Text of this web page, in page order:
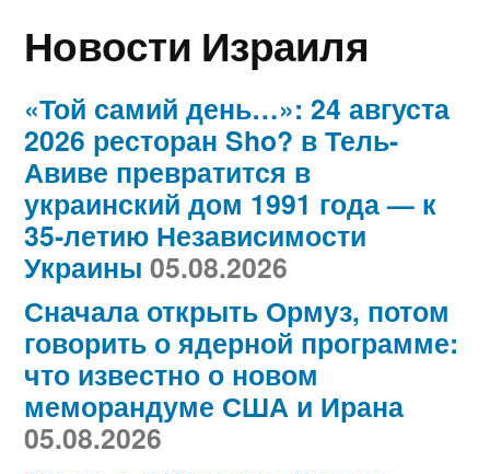
Новости Израиля
«Той самий день…»: 24 августа
2026 ресторан Sho? в Тель-
Авиве превратится в
украинский дом 1991 года — к
35-летию Независимости
Украины 05.08.2026
Сначала открыть Ормуз, потом
говорить о ядерной программе:
что известно о новом
меморандуме США и Ирана
05.08.2026